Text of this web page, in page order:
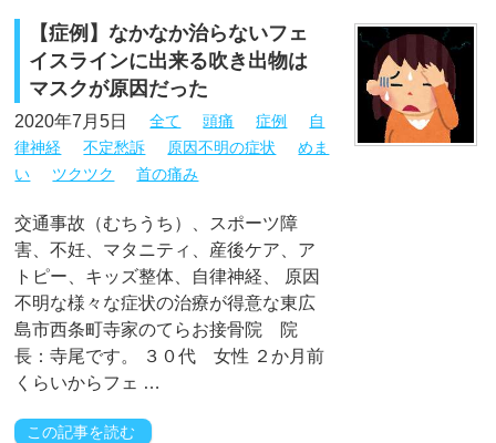
【症例】なかなか治らないフェ
イスラインに出来る吹き出物は
マスクが原因だった
2020年7月5日 全て 頭痛 症例
自
律神経
不定愁訴 原因不明の症状
めま
い
ツクツク 首の痛み
交通事故（むちうち）、スポーツ障
害、不妊、マタニティ、産後ケア、ア
トピー、キッズ整体、自律神経、 原因
不明な様々な症状の治療が得意な東広
島市西条町寺家のてらお接骨院 院
長：寺尾です。 ３０代 女性 ２か月前
くらいからフェ …
この記事を読む